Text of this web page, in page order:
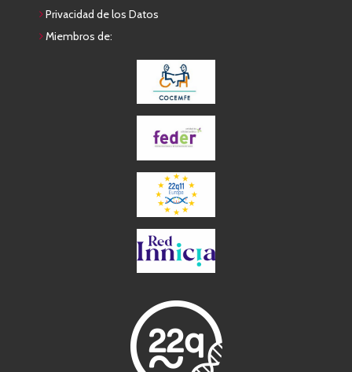
Privacidad de los Datos
Miembros de: